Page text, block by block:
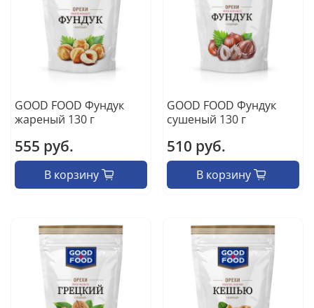
GOOD FOOD Фундук
жареный 130 г
555 руб.
В корзину
GOOD FOOD Фундук
сушеный 130 г
510 руб.
В корзину